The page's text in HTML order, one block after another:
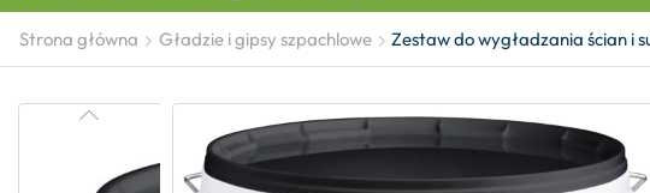
Strona główna Gładzie i gipsy szpachlowe Zestaw do wygładzania ścian i